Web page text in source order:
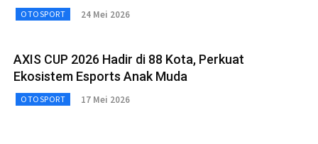
OTOSPORT 24 Mei 2026
AXIS CUP 2026 Hadir di 88 Kota, Perkuat
Ekosistem Esports Anak Muda
OTOSPORT 17 Mei 2026